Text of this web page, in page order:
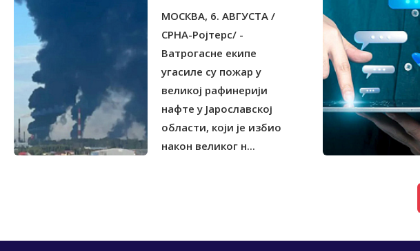
УКРАЈИНСКИХ ДРОНОВА
МОСКВА, 6. АВГУСТА /
СРНА-Ројтерс/ -
Ватрогасне екипе
угасиле су пожар у
великој рафинерији
нафте у Јарославској
области, који је избио
након великог н...